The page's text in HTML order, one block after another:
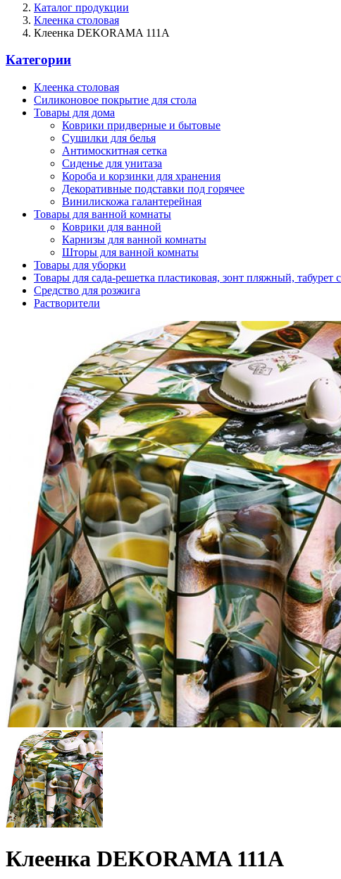
Каталог продукции
Клеенка столовая
Клеенка DEKORAMA 111A
Категории
Клеенка столовая
Силиконовое покрытие для стола
Товары для дома
Коврики придверные и бытовые
Сушилки для белья
Антимоскитная сетка
Сиденье для унитаза
Короба и корзинки для хранения
Декоративные подставки под горячее
Винилискожа галантерейная
Товары для ванной комнаты
Коврики для ванной
Карнизы для ванной комнаты
Шторы для ванной комнаты
Товары для уборки
Товары для сада-решетка пластиковая, зонт пляжный, табурет
Средство для розжига
Растворители
Клеенка DEKORAMA 111A